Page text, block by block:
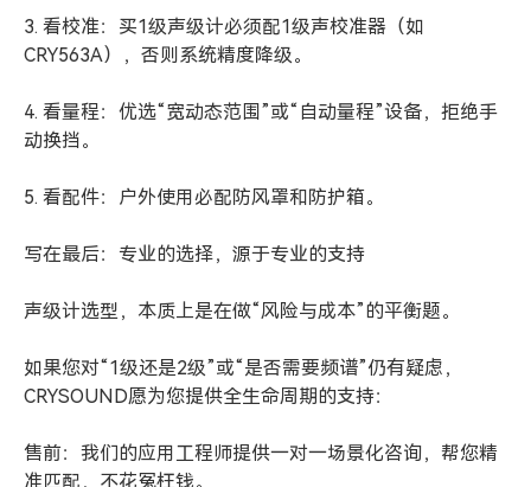
3. 看校准：买1级声级计必须配1级声校准器（如
CRY563A），否则系统精度降级。
4. 看量程：优选“宽动态范围”或“自动量程”设备，拒绝手
动换挡。
5. 看配件：户外使用必配防风罩和防护箱。
写在最后：专业的选择，源于专业的支持
声级计选型，本质上是在做“风险与成本”的平衡题。
如果您对“1级还是2级”或“是否需要频谱”仍有疑虑，
CRYSOUND愿为您提供全生命周期的支持：
售前：我们的应用工程师提供一对一场景化咨询，帮您精
准匹配，不花冤枉钱。